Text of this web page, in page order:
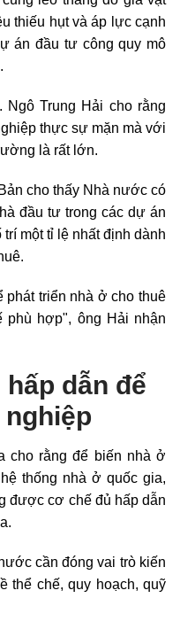
thiếu hụt và áp lực cạnh
án đầu tư công quy mô
Trung Hải cho rằng
thực sự mặn mà với
là rất lớn.
cho thấy Nhà nước có
đầu tư trong các dự án
trí mộttỉ lệ nhất định dành
phát triển nhà ở cho thuê
hợp", ông Hải nhận
dẫn để
cho rằng để biến nhà ở
thống nhà ở quốc gia,
được cơ chế đủ hấp dẫn
cần đóng vai trò kiến
thể chế, quy hoạch, quỹ